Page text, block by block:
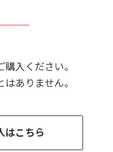
入ください。
ありません。
はこちら